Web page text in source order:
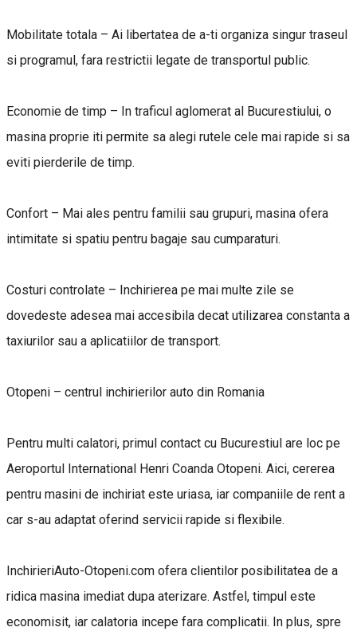
Mobilitate totala – Ai libertatea de a-ti organiza singur traseul
si programul, fara restrictii legate de transportul public.
Economie de timp – In traficul aglomerat al Bucurestiului, o
masina proprie iti permite sa alegi rutele cele mai rapide si sa
eviti pierderile de timp.
Confort – Mai ales pentru familii sau grupuri, masina ofera
intimitate si spatiu pentru bagaje sau cumparaturi.
Costuri controlate – Inchirierea pe mai multe zile se
dovedeste adesea mai accesibila decat utilizarea constanta a
taxiurilor sau a aplicatiilor de transport.
Otopeni – centrul inchirierilor auto din Romania
Pentru multi calatori, primul contact cu Bucurestiul are loc pe
Aeroportul International Henri Coanda Otopeni. Aici, cererea
pentru masini de inchiriat este uriasa, iar companiile de rent a
car s-au adaptat oferind servicii rapide si flexibile.
InchirieriAuto-Otopeni.com ofera clientilor posibilitatea de a
ridica masina imediat dupa aterizare. Astfel, timpul este
economisit, iar calatoria incepe fara complicatii. In plus, spre